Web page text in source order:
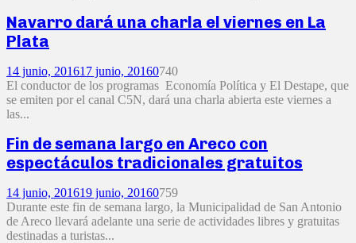
Navarro dará una charla el viernes en La
Plata
14 junio, 201617 junio, 20160740
El conductor de los programas Economía Política y El Destape, que
se emiten por el canal C5N, dará una charla abierta este viernes a
las...
Fin de semana largo en Areco con
espectáculos tradicionales gratuitos
14 junio, 201619 junio, 20160759
Durante este fin de semana largo, la Municipalidad de San Antonio
de Areco llevará adelante una serie de actividades libres y gratuitas
destinadas a turistas...